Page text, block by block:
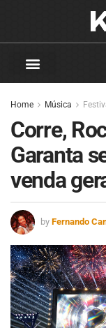
Home Música
Corre,
Garanta
venda
by Fernando